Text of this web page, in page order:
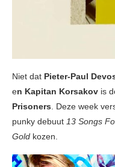
Niet dat Pieter-Paul
en Kapitan Korsakov is
Prisoners. Deze week
punky debuut 13 Songs
Gold kozen.